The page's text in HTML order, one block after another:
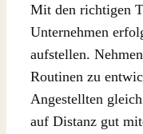
Mit den richtigen
Unternehmen
aufstellen.
Routinen zu
Angestellten
auf Distanz gut